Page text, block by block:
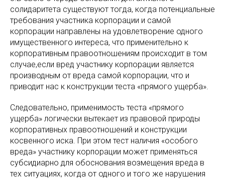
солидаритета существуют тогда, когда потенциальные
требования участника корпорации и самой
корпорации направлены на удовлетворение одного
имущественного интереса, что применительно к
корпоративным правоотношениям происходит в том
случае,если вред участнику корпорации является
производным от вреда самой корпорации, что и
приводит нас к конструкции теста «прямого ущерба».
Следовательно, применимость теста «прямого
ущерба» логически вытекает из правовой природы
корпоративных правоотношений и конструкции
косвенного иска. При этом тест наличия «особого
вреда» участнику корпорации может применяться
субсидиарно для обоснования возмещения вреда в
тех ситуациях, когда от одного и того же нарушения